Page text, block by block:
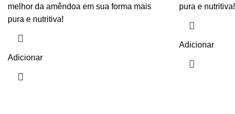
melhor da amêndoa em sua forma mais
pura e nutritiva!
Adicionar
pura e nutritiva!
Adicionar